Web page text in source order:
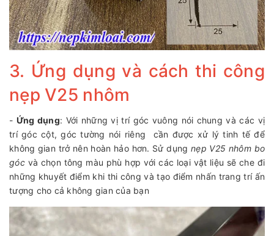
3. Ứng dụng và cách thi công
nẹp V25 nhôm
- Ứng dụng: Với những vị trí góc vuông nói chung và các vị
trí góc cột, góc tường nói riêng cần được xử lý tinh tế để
không gian trở nên hoàn hảo hơn. Sử dụng nẹp V25 nhôm bo
gócvà chọn tông màu phù hợp với các loại vật liệu sẽ che đi
những khuyết điểm khi thi công và tạo điểm nhấn trang trí ấn
tượng cho cả không gian của bạn